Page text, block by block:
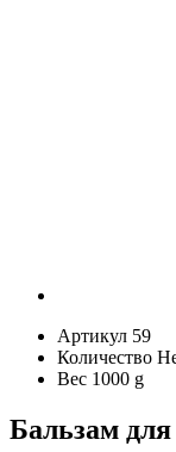
Артикул 59
Количество
Вес 1000 g
Бальзам